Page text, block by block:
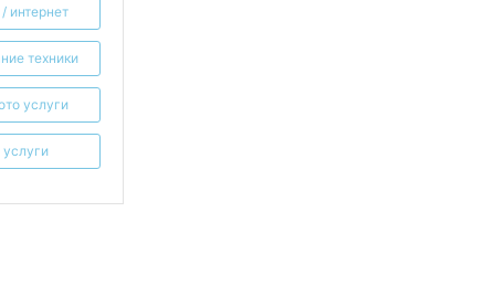
интернет
техники
услуги